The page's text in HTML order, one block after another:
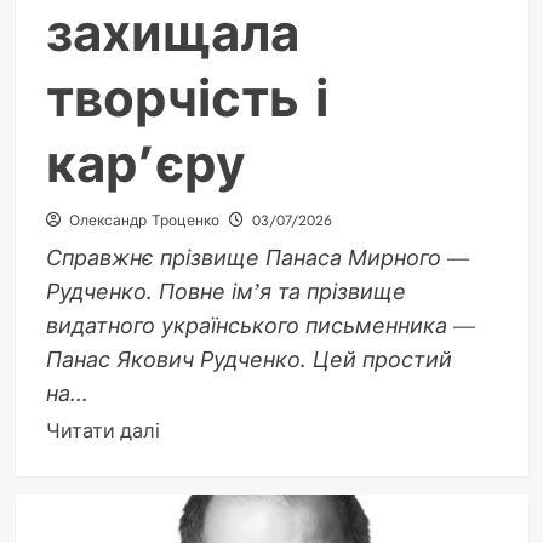
захищала
творчість і
кар’єру
Олександр Троценко 03/07/2026
Справжнє прізвище Панаса Мирного —
Рудченко. Повне ім’я та прізвище
видатного українського письменника —
Панас Якович Рудченко. Цей простий
на...
Читати даліДокладніше
Справжнє
прізвище